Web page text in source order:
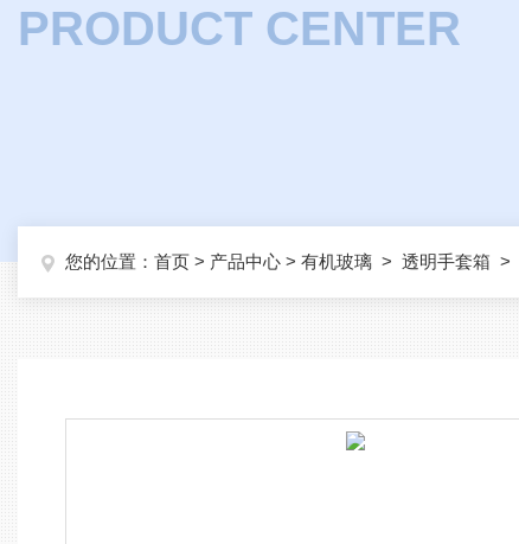
PRODUCT CENTER
您的位置： 首页 > 产品中心 > 有机玻璃 > 透明手套箱 >